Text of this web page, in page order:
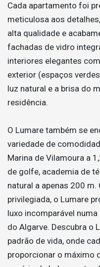
Cada apartamento foi
meticulosa aos
alta qualidade e
fachadas de vidro
interiores elegantes
exterior (espaços
luz natural e a brisa do
residência.
O Lumare também se
variedade de
Marina de Vilamoura a
de golfe, academia de
natural a apenas 200
privilegiada, o Lumare
luxo incomparável
do Algarve. Descubra o
padrão de vida, onde
proporcionar o máximo